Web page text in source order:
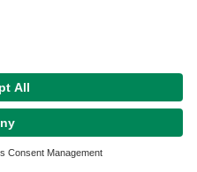
Games
(2014) Heft 2. - S. 139-
...